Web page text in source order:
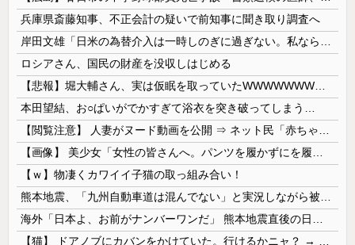
兵庫県斎藤知事、不正会計の疑いで前知事に聞き取り調査へ
ロシアさん、国民の財産を没収しはじめる
本田望結、お○ぱいがでかすぎて浴衣を突き破ってしまう…
【ｗ】物凄くカワイイ子猫の取っ組み合い！